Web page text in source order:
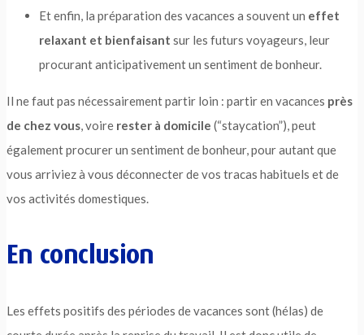
Et enfin, la préparation des vacances a souvent un effet
relaxant et bienfaisant sur les futurs voyageurs, leur
procurant anticipativement un sentiment de bonheur.
Il ne faut pas nécessairement partir loin : partir en vacances près
de chez vous, voire rester à domicile (“staycation”), peut
également procurer un sentiment de bonheur, pour autant que
vous arriviez à vous déconnecter de vos tracas habituels et de
vos activités domestiques.
En conclusion
Les effets positifs des périodes de vacances sont (hélas) de